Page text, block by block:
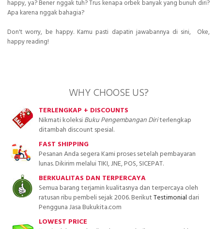
happy, ya? Bener nggak tuh? Trus kenapa orbek banyak yang bunuh diri?
Apa karena nggak bahagia?
Don't worry, be happy. Kamu pasti dapatin jawabannya di sini, Oke,
happy reading!
WHY CHOOSE US?
TERLENGKAP + DISCOUNTS
Nikmati koleksiBuku Pengembangan Diriterlengkap
ditambah discount spesial.
FAST SHIPPING
Pesanan Anda segera Kami proses setelah pembayaran
lunas. Dikirim melalui TIKI, JNE, POS, SICEPAT.
BERKUALITAS DAN TERPERCAYA
Semua barang terjamin kualitasnya dan terpercaya oleh
ratusan ribu pembeli sejak 2006. BerikutTestimonial dari
Pengguna Jasa Bukukita.com
LOWEST PRICE